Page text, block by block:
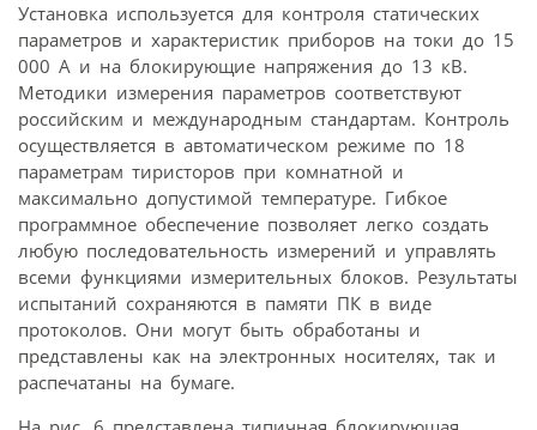
Установка используется для контроля статических
параметров и характеристик приборов на токи до 15
000 А и на блокирующие напряжения до 13 кВ.
Методики измерения параметров соответствуют
российским и между­народным стандартам. Контроль
осуществляется в автоматическом режиме по 18
параметрам тиристоров при комнатной и
максимально допустимой температуре. Гибкое
программное обеспечение позволяет легко создать
любую последовательность измерений и управлять
всеми функциями измерительных блоков. Результаты
испытаний сохраняются в памяти ПК в виде
протоколов. Они могут быть обработаны и
представлены как на электронных носителях, так и
распечатаны на бумаге.